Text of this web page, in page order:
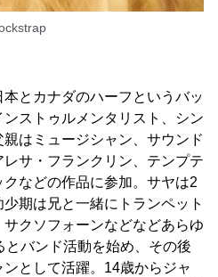
とカナダのハーフというバッ
ストゥルメンタリスト、シン
はミュージシャン、サウンド
サ・フランクリン、テンプテ
などの作品に参加。サヤは2
期は兄と一緒にトランペット
クソフォーンなどなどあらゆ
とバンド活動を始め、その後
として活躍。14歳からジャ